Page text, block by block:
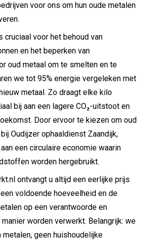
voor ons om hun oude metalen
cruciaal voor het behoud van
en het beperken van
oud metaal om te smelten en te
we tot 95% energie vergeleken met
metaal. Zo draagt elke kilo
bij aan een lagere CO₂-uitstoot en
Door ervoor te kiezen om oud
Oudijzer ophaaldienst Zaandijk,
een circulaire economie waarin
worden hergebruikt.
ontvangt u altijd een eerlijke prijs
voldoende hoeveelheid en de
op een verantwoorde en
worden verwerkt. Belangrijk: we
geen huishoudelijke